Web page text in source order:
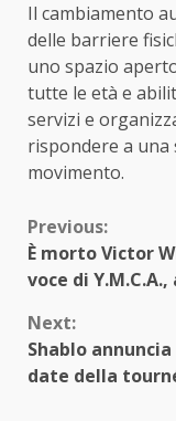
Il cambiamento
delle barriere
uno spazio
tutte le età e
servizi e
rispondere a una
movimento.
Continue
Reading
Previous:
È morto Victor
voce di Y.M.C.A.,
Next:
Shablo
date della